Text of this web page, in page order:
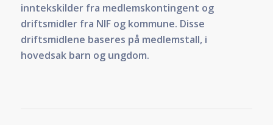
inntekskilder fra medlemskontingent og
driftsmidler fra NIF og kommune. Disse
driftsmidlene baseres på medlemstall, i
hovedsak barn og ungdom.